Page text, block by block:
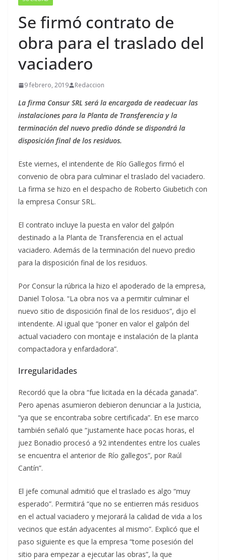
Se firmó contrato de
obra para el traslado del
vaciadero
9 febrero, 2019 Redaccion
La firma Consur SRL será la encargada de readecuar las
instalaciones para la Planta de Transferencia y la
terminación del nuevo predio dónde se dispondrá la
disposición final de los residuos.
Este viernes, el intendente de Río Gallegos firmó el
convenio de obra para culminar el traslado del vaciadero.
La firma se hizo en el despacho de Roberto Giubetich con
la empresa Consur SRL.
El contrato incluye la puesta en valor del galpón
destinado a la Planta de Transferencia en el actual
vaciadero. Además de la terminación del nuevo predio
para la disposición final de los residuos.
Por Consur la rúbrica la hizo el apoderado de la empresa,
Daniel Tolosa. “La obra nos va a permitir culminar el
nuevo sitio de disposición final de los residuos”, dijo el
intendente. Al igual que “poner en valor el galpón del
actual vaciadero con montaje e instalación de la planta
compactadora y enfardadora”.
Irregularidades
Recordó que la obra “fue licitada en la década ganada”.
Pero apenas asumieron debieron denunciar a la Justicia,
“ya que se encontraba sobre certificada”. En ese marco
también señaló que “justamente hace pocas horas, el
juez Bonadio procesó a 92 intendentes entre los cuales
se encuentra el anterior de Río gallegos”, por Raúl
Cantín”.
El jefe comunal admitió que el traslado es algo “muy
esperado”. Permitirá “que no se entierren más residuos
en el actual vaciadero y mejorará la calidad de vida a los
vecinos que están adyacentes al mismo”. Explicó que el
paso siguiente es que la empresa “tome posesión del
sitio para empezar a ejecutar las obras”, la que